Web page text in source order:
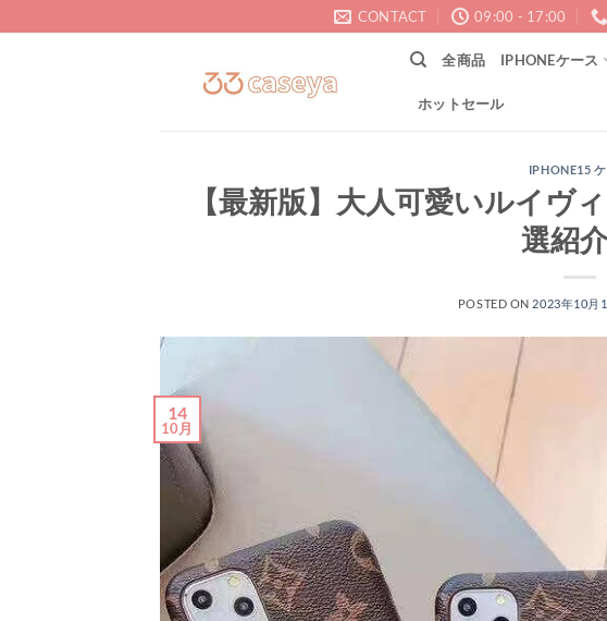
to
CONTACT 09:00 - 17:00
全商品 IPHONEケース
ホットセール
IPHONE15
【最新版】大人可愛いルイヴ
選紹
POSTED ON 2023年10月
14
10月